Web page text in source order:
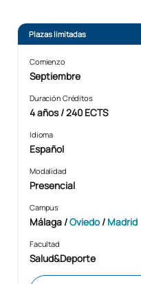
Plazas limitadas
Comienzo
Septiembre
Duración Créditos
4 años / 240 ECTS
Idioma
Español
Modalidad
Presencial
Campus
Málaga /Oviedo/ Madrid
Facultad
Salud&Deporte